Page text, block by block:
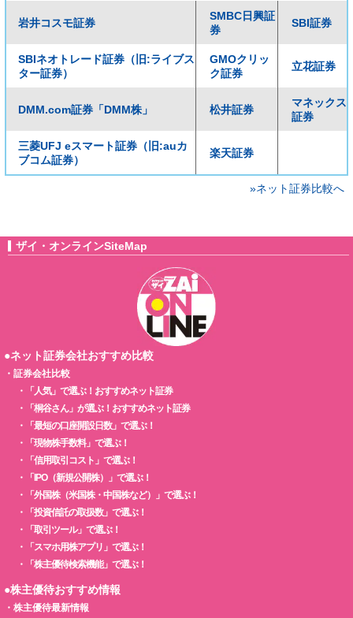
岩井コスモ証券
SMBC日興証
券
SBI証券
SBIネオトレード証券（旧:ライブス
ター証券）
GMOクリッ
ク証券
立花証券
DMM.com証券「DMM株」 松井証券
マネックス
証券
三菱UFJ eスマート証券（旧:auカ
ブコム証券）
楽天証券
»ネット証券比較へ
ザイ・オンラインSiteMap
●ネット証券会社おすすめ比較
・ 証券会社比較
・
「人気」で選ぶ！おすすめネット証券
・
「桐谷さん」が選ぶ！おすすめネット証券
・
「最短の口座開設日数」で選ぶ！
・
「現物株手数料」で選ぶ！
・
「信用取引コスト」で選ぶ！
・
「IPO（新規公開株）」で選ぶ！
・
「外国株（米国株・中国株など）」で選ぶ！
・
「投資信託の取扱数」で選ぶ！
・
「取引ツール」で選ぶ！
・
「スマホ用株アプリ」で選ぶ！
・
「株主優待検索機能」で選ぶ！
●株主優待おすすめ情報
・ 株主優待最新情報